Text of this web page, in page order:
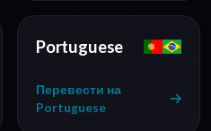
Portuguese
Перевести на
Portuguese